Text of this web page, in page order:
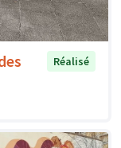
Réalisé